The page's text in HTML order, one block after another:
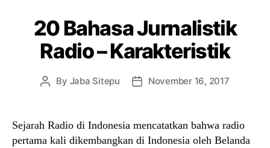
20 Bahasa Jurnalistik
Radio – Karakteristik
Post
By Jaba Sitepu
PostNovember 16, 2017
Sejarah Radio di Indonesia mencatatkan bahwa radio
pertama kali dikembangkan di Indonesia oleh Belanda